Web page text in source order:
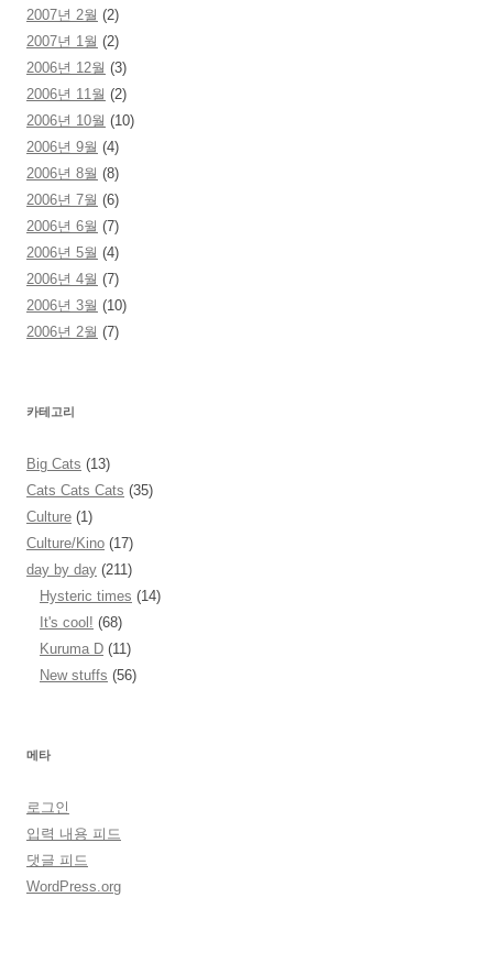
2007년 2월 (2)
2007년 1월 (2)
2006년 12월 (3)
2006년 11월 (2)
2006년 10월 (10)
2006년 9월 (4)
2006년 8월 (8)
2006년 7월 (6)
2006년 6월 (7)
2006년 5월 (4)
2006년 4월 (7)
2006년 3월 (10)
2006년 2월 (7)
카테고리
Big Cats (13)
Cats Cats Cats (35)
Culture (1)
Culture/Kino (17)
day by day (211)
Hysteric times (14)
It's cool! (68)
Kuruma D (11)
New stuffs (56)
메타
로그인
입력 내용 피드
댓글 피드
WordPress.org